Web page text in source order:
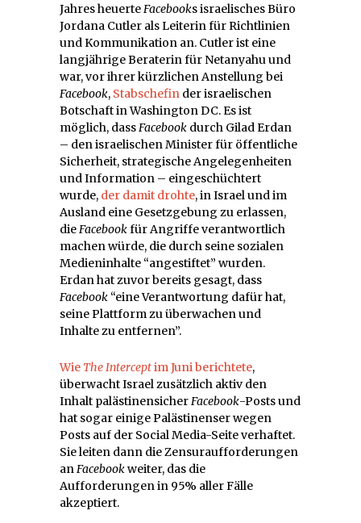
Jahres heuerteFacebooks israelisches Büro
Jordana Cutler als Leiterin für Richtlinien
und Kommunikation an. Cutler ist eine
langjährige Beraterin für Netanyahu und
war, vor ihrer kürzlichen Anstellung bei
Facebook, Stabschefin der israelischen
Botschaft in Washington DC. Es ist
möglich, dassFacebook durch Gilad Erdan
– den israelischen Minister für öffentliche
Sicherheit, strategische Angelegenheiten
und Information – eingeschüchtert
wurde, der damit drohte, in Israel und im
Ausland eine Gesetzgebung zu erlassen,
dieFacebookfür Angriffe verantwortlich
machen würde, die durch seine sozialen
Medieninhalte “angestiftet” wurden.
Erdan hat zuvor bereits gesagt, dass
Facebook “eine Verantwortung dafür hat,
seine Plattform zu überwachen und
Inhalte zu entfernen”.
Wie The Interceptim Juni berichtete,
überwacht Israel zusätzlich aktiv den
Inhalt palästinensicherFacebook-Posts und
hat sogar einige Palästinenser wegen
Posts auf der Social Media-Seite verhaftet.
Sie leiten dann die Zensuraufforderungen
anFacebookweiter, das die
Aufforderungen in 95% aller Fälle
akzeptiert.